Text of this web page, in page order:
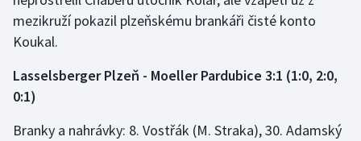
Rychlobruslení
Rychlostní kanoistika
mezikruží pokazil plzeňskému brankáři čisté konto
Koukal.
Lasselsberger Plzeň - Moeller Pardubice 3:1 (1:0, 2:0,
0:1)
Branky a nahrávky: 8. Vostřák (M. Straka), 30. Adamský